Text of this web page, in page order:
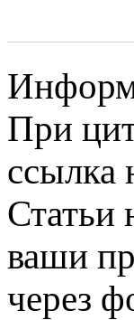
При
ссылка
Статьи
ваши
через